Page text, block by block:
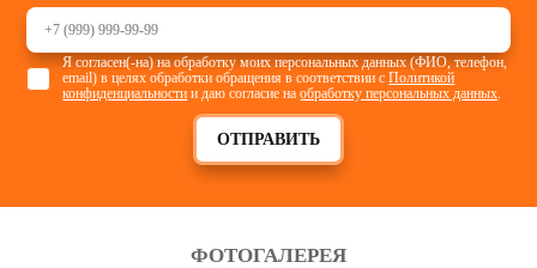
ОТПРАВИТЬ
Я согласен(-на) на обработку моих персональных данных (ФИО, телефон,
email) в целях обработки обращения в соответствии сПолитикой
конфиденциальности и даю согласие наобработку персональных данных.
ФОТОГАЛЕРЕЯ